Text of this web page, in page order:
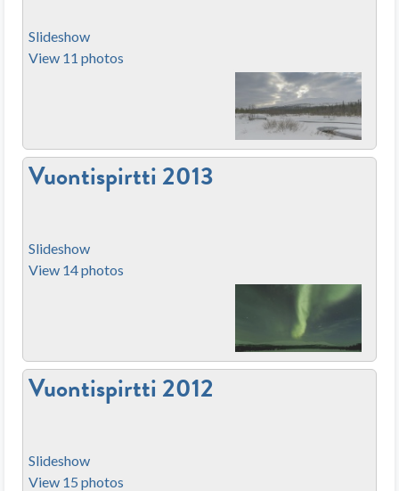
Slideshow
View 11 photos
Vuontispirtti 2013
Slideshow
View 14 photos
Vuontispirtti 2012
Slideshow
View 15 photos